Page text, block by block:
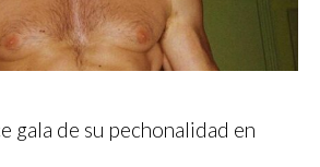
gala de su pechonalidad en